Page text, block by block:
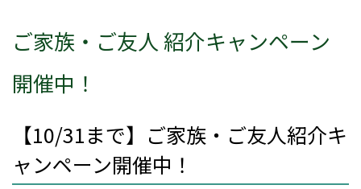
ご家族・ご友人 紹介キャンペーン
開催中！
【10/31まで】ご家族・ご友人紹介キ
ャンペーン開催中！